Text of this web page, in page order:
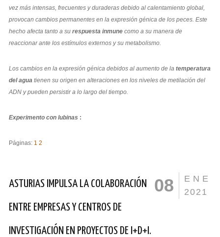
vez más intensas, frecuentes y duraderas debido al calentamiento global,
provocan cambios permanentes en la expresión génica de los peces. Este
hecho afecta tanto a su respuesta inmunecomo a su manera de
reaccionar ante los estímulos externos y su metabolismo.
Los cambios en la expresión génica debidos al aumento de la temperatura
del agua tienen su origen en alteraciones en los niveles de metilación del
ADN y pueden persistir a lo largo del tiempo.
Experimento con lubinas :
Páginas: 1 2
ASTURIAS IMPULSA LA COLABORACIÓN
ENTRE EMPRESAS Y CENTROS DE
INVESTIGACIÓN EN PROYECTOS DE I+D+I.
ENE
2021
08